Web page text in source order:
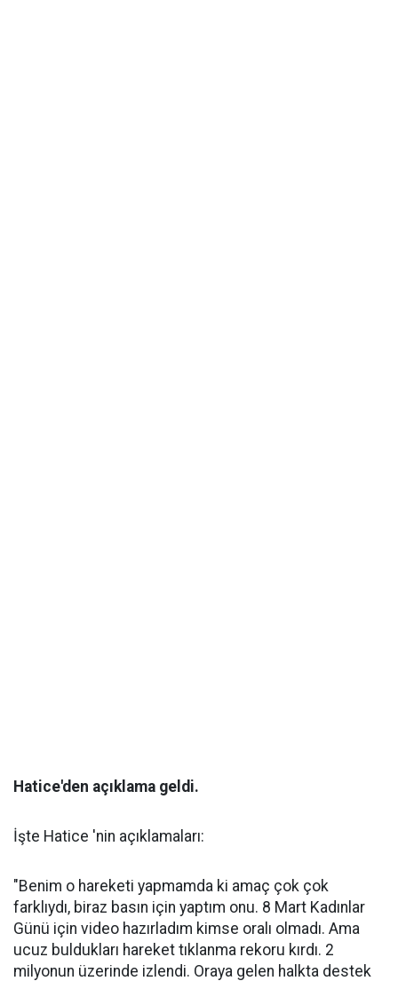
Hatice'den açıklama geldi.
İşte Hatice 'nin açıklamaları:
"Benim o hareketi yapmamda ki amaç çok çok
farklıydı, biraz basın için yaptım onu. 8 Mart Kadınlar
Günü için video hazırladım kimse oralı olmadı. Ama
ucuz buldukları hareket tıklanma rekoru kırdı. 2
milyonun üzerinde izlendi. Oraya gelen halkta destek